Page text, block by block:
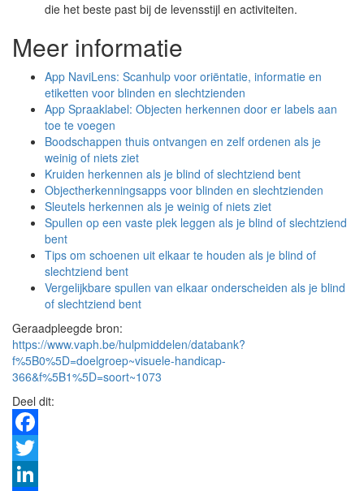
die het beste past bij de levensstijl en activiteiten.
Meer informatie
App NaviLens: Scanhulp voor oriëntatie, informatie en
etiketten voor blinden en slechtzienden
App Spraaklabel: Objecten herkennen door er labels aan
toe te voegen
Boodschappen thuis ontvangen en zelf ordenen als je
weinig of niets ziet
Kruiden herkennen als je blind of slechtziend bent
Objectherkenningsapps voor blinden en slechtzienden
Sleutels herkennen als je weinig of niets ziet
Spullen op een vaste plek leggen als je blind of slechtziend
bent
Tips om schoenen uit elkaar te houden als je blind of
slechtziend bent
Vergelijkbare spullen van elkaar onderscheiden als je blind
of slechtziend bent
Geraadpleegde bron:
https://www.vaph.be/hulpmiddelen/databank?
f%5B0%5D=doelgroep~visuele-handicap-
366&f%5B1%5D=soort~1073
Deel dit:
Facebook
Twitter